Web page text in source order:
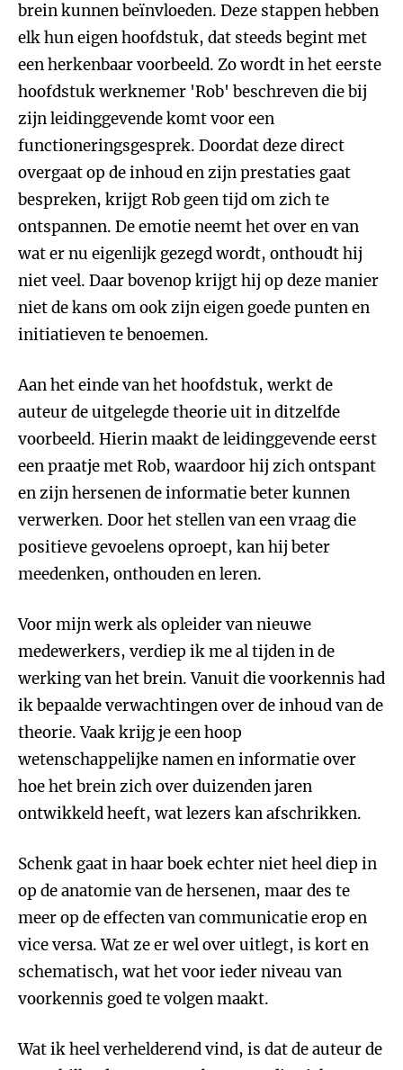
brein kunnen beïnvloeden. Deze stappen hebben
elk hun eigen hoofdstuk, dat steeds begint met
een herkenbaar voorbeeld. Zo wordt in het eerste
hoofdstuk werknemer 'Rob' beschreven die bij
zijn leidinggevende komt voor een
functioneringsgesprek. Doordat deze direct
overgaat op de inhoud en zijn prestaties gaat
bespreken, krijgt Rob geen tijd om zich te
ontspannen. De emotie neemt het over en van
wat er nu eigenlijk gezegd wordt, onthoudt hij
niet veel. Daar bovenop krijgt hij op deze manier
niet de kans om ook zijn eigen goede punten en
initiatieven te benoemen.
Aan het einde van het hoofdstuk, werkt de
auteur de uitgelegde theorie uit in ditzelfde
voorbeeld. Hierin maakt de leidinggevende eerst
een praatje met Rob, waardoor hij zich ontspant
en zijn hersenen de informatie beter kunnen
verwerken. Door het stellen van een vraag die
positieve gevoelens oproept, kan hij beter
meedenken, onthouden en leren.
Voor mijn werk als opleider van nieuwe
medewerkers, verdiep ik me al tijden in de
werking van het brein. Vanuit die voorkennis had
ik bepaalde verwachtingen over de inhoud van de
theorie. Vaak krijg je een hoop
wetenschappelijke namen en informatie over
hoe het brein zich over duizenden jaren
ontwikkeld heeft, wat lezers kan afschrikken.
Schenk gaat in haar boek echter niet heel diep in
op de anatomie van de hersenen, maar des te
meer op de effecten van communicatie erop en
vice versa. Wat ze er wel over uitlegt, is kort en
schematisch, wat het voor ieder niveau van
voorkennis goed te volgen maakt.
Wat ik heel verhelderend vind, is dat de auteur de